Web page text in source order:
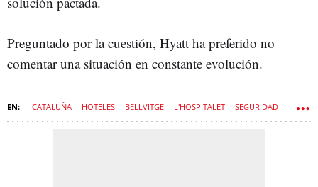
Preguntado por la cuestión, Hyatt ha preferido no
comentar una situación en constante evolución.
CATALUÑA HOTELES BELLVITGE L'HOSPITALET SEGURIDAD